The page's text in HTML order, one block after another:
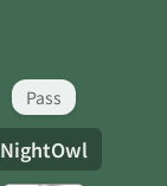
NightOwl
Pass